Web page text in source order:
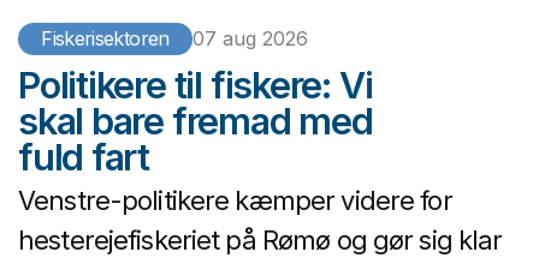
Fiskerisektoren 07 aug 2026
Politikere til fiskere: Vi
skal bare fremad med
fuld fart
Venstre-politikere kæmper videre for
hesterejefiskeriet på Rømø og gør sig klar